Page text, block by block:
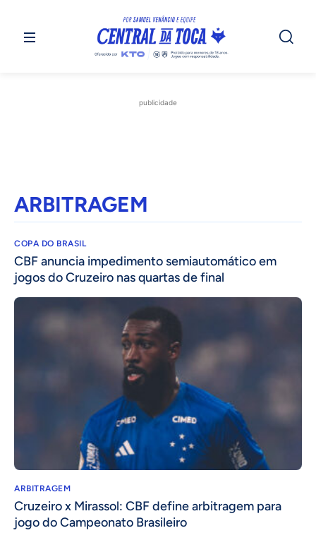
publicidade
ARBITRAGEM
COPA DO BRASIL
CBF anuncia impedimento semiautomático em
jogos do Cruzeiro nas quartas de final
ARBITRAGEM
Cruzeiro x Mirassol: CBF define arbitragem para
jogo do Campeonato Brasileiro